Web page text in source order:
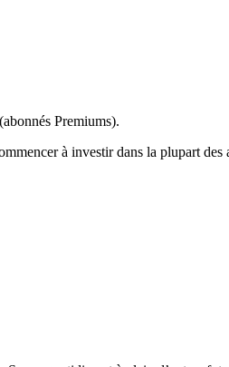
Premiums).
à investir dans la plupart